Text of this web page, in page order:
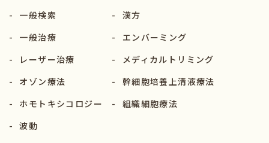
-
一般検索
-
一般治療
-
レーザー治療
-
オゾン療法
-
ホモトキシコロジー
-
波動
-
漢方
-
エンバーミング
-
メディカルトリミング
-
幹細胞培養上清液療法
-
組織細胞療法